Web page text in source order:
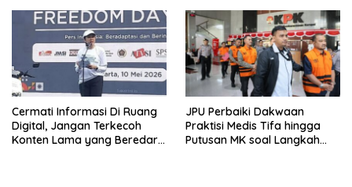
Cermati Informasi Di Ruang
Digital, Jangan Terkecoh
Konten Lama yang Beredar
JPU Perbaiki Dakwaan
Praktisi Medis Tifa hingga
Putusan MK soal Langkah